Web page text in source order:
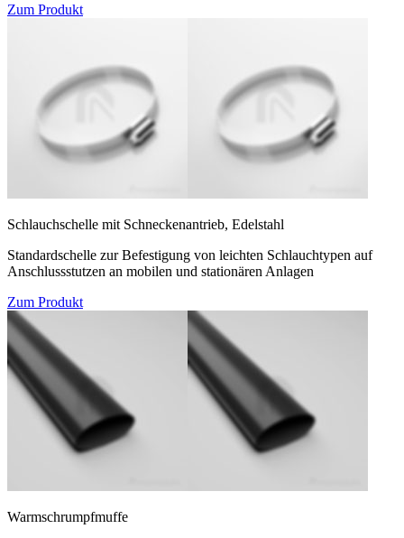
Zum Produkt
Schlauchschelle mit Schneckenantrieb, Edelstahl
Standardschelle zur Befestigung von leichten Schlauchtypen auf
Anschlussstutzen an mobilen und stationären Anlagen
Zum Produkt
Warmschrumpfmuffe